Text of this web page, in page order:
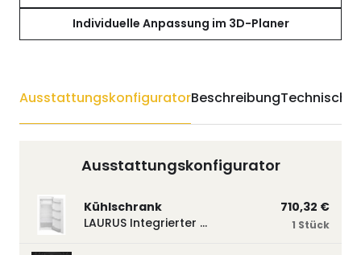
Individuelle Anpassung im 3D-Planer
AusstattungskonfiguratorBeschreibungTechnische
Ausstattungskonfigurator
Kühlschrank
LAURUS Integrierter Kühlautomat LKG122E LKG122E
710,32 €
1 Stück